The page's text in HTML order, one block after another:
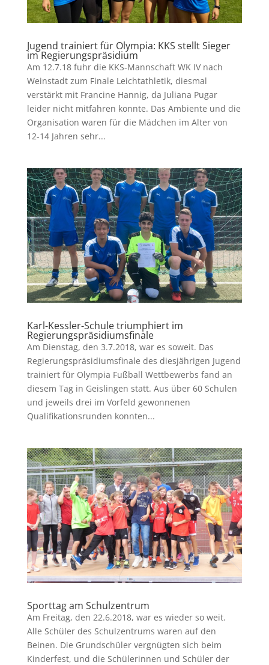
Jugend trainiert für Olympia: KKS stellt Sieger
im Regierungspräsidium
Am 12.7.18 fuhr die KKS-Mannschaft WK IV nach
Weinstadt zum Finale Leichtathletik, diesmal
verstärkt mit Francine Hannig, da Juliana Pugar
leider nicht mitfahren konnte. Das Ambiente und die
Organisation waren für die Mädchen im Alter von
12-14 Jahren sehr...
Karl-Kessler-Schule triumphiert im
Regierungspräsidiumsfinale
Am Dienstag, den 3.7.2018, war es soweit. Das
Regierungspräsidiumsfinale des diesjährigen Jugend
trainiert für Olympia Fußball Wettbewerbs fand an
diesem Tag in Geislingen statt. Aus über 60 Schulen
und jeweils drei im Vorfeld gewonnenen
Qualifikationsrunden konnten...
Sporttag am Schulzentrum
Am Freitag, den 22.6.2018, war es wieder so weit.
Alle Schüler des Schulzentrums waren auf den
Beinen. Die Grundschüler vergnügten sich beim
Kinderfest, und die Schülerinnen und Schüler der